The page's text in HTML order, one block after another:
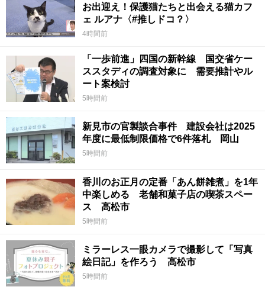
お出迎え！保護猫たちと出会える猫カフ
ェ ルアナ〈#推しドコ？〉
4時間前
「一歩前進」四国の新幹線 国交省ケー
ススタディの調査対象に 需要推計やル
ート案検討
5時間前
新見市の官製談合事件 建設会社は2025
年度に最低制限価格で6件落札 岡山
5時間前
香川のお正月の定番「あん餅雑煮」を1年
中楽しめる 老舗和菓子店の喫茶スペー
ス 高松市
5時間前
ミラーレス一眼カメラで撮影して「写真
絵日記」を作ろう 高松市
5時間前